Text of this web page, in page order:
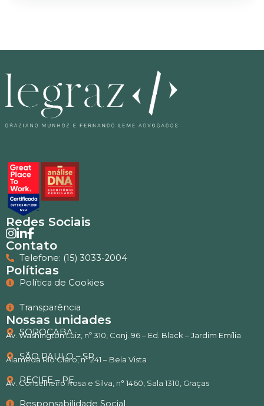
Redes Sociais
Contato
Telefone: (15) 3033-2004
Políticas
Política de Cookies
Transparência
Nossas unidades
SOROCABA
Av. Washington Luiz, nº 310, Conj. 96 – Ed. Black – Jardim Emília
SÃO PAULO – SP
Alameda Rio Claro, nº 241 – Bela Vista
RECIFE – PE
Av. Conselheiro Rosa e Silva, n° 1460, Sala 1310, Graças
Responsabilidade Social